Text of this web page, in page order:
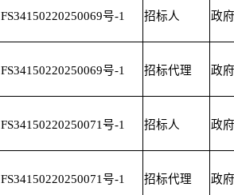
FS34150220250069号-1 招标人 政
FS34150220250069号-1 招标代理 政
FS34150220250071号-1 招标人 政
FS34150220250071号-1 招标代理 政